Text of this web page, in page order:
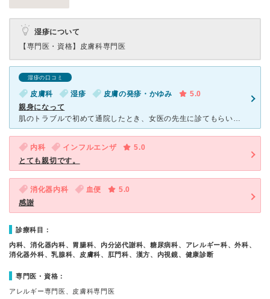
湿疹について
【専門医・資格】 皮膚科専門医
湿疹の口コミ
皮膚科 湿疹 皮膚の発疹・かゆみ
5.0
親身になって
肌のトラブルで初めて通院したとき、女医の先生に診てもらいとても話やすかったです。 診察では、肌が今どんな状態なのか、何が原因でトラブルが起きているのか時間をかけて説明してくれて、患者の不安にもしっか
内科 インフルエンザ
5.0
とても親切です。
消化器内科 血便
5.0
感謝
診療科目：
内科、消化器内科、胃腸科、内分泌代謝科、糖尿病科、アレルギー科、外科、
消化器外科、乳腺科、皮膚科、肛門科、漢方、内視鏡、健康診断
専門医・資格：
アレルギー専門医、皮膚科専門医